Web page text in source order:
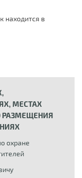
находится в
МЕСТАХ
РАЗМЕЩЕНИЯ
охране